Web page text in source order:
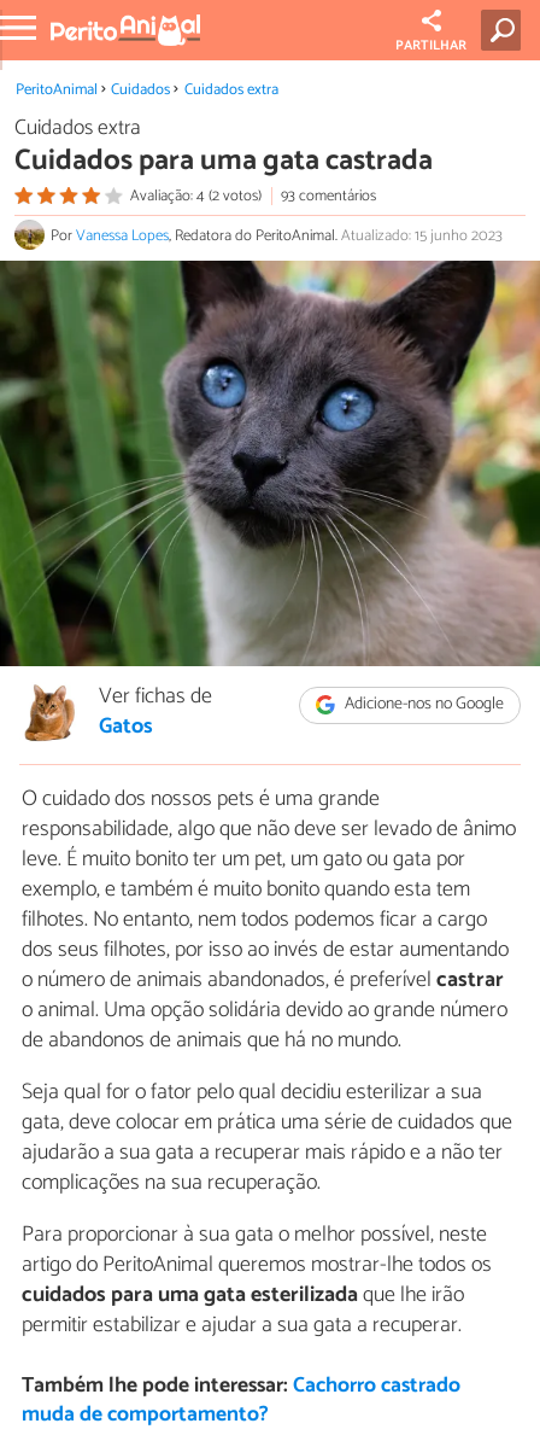
PARTILHAR
PeritoAnimal Cuidados Cuidados extra
Cuidados extra
Cuidados para uma gata castrada
Avaliação: 4 (2 votos)
93 comentários
PorVanessa Lopes, Redatora do PeritoAnimal.Atualizado: 15 junho 2023
Adicione-nos no Google
Ver fichas de
Gatos
O cuidado dos nossos pets é uma grande
responsabilidade, algo que não deve ser levado de ânimo
leve. É muito bonito ter um pet, um gato ou gata por
exemplo, e também é muito bonito quando esta tem
filhotes. No entanto, nem todos podemos ficar a cargo
dos seus filhotes, por isso ao invés de estar aumentando
o número de animais abandonados, é preferívelcastrar
o animal. Uma opção solidária devido ao grande número
de abandonos de animais que há no mundo.
Seja qual for o fator pelo qual decidiu esterilizar a sua
gata, deve colocar em prática uma série de cuidados que
ajudarão a sua gata a recuperar mais rápido e a não ter
complicações na sua recuperação.
Para proporcionar à sua gata o melhor possível, neste
artigo do PeritoAnimal queremos mostrar-lhe todos os
cuidados para uma gata esterilizadaque lhe irão
permitir estabilizar e ajudar a sua gata a recuperar.
Também lhe pode interessar:Cachorro castrado
muda de comportamento?